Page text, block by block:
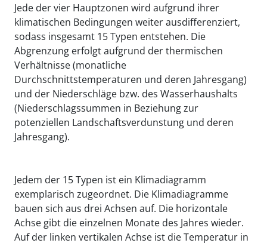
Jede der vier Hauptzonen wird aufgrund ihrer
klimatischen Bedingungen weiter ausdifferenziert,
sodass insgesamt 15 Typen entstehen. Die
Abgrenzung erfolgt aufgrund der thermischen
Verhältnisse (monatliche
Durchschnittstemperaturen und deren Jahresgang)
und der Niederschläge bzw. des Wasserhaushalts
(Niederschlagssummen in Beziehung zur
potenziellen Landschaftsverdunstung und deren
Jahresgang).
Jedem der 15 Typen ist ein Klimadiagramm
exemplarisch zugeordnet. Die Klimadiagramme
bauen sich aus drei Achsen auf. Die horizontale
Achse gibt die einzelnen Monate des Jahres wieder.
Auf der linken vertikalen Achse ist die Temperatur in